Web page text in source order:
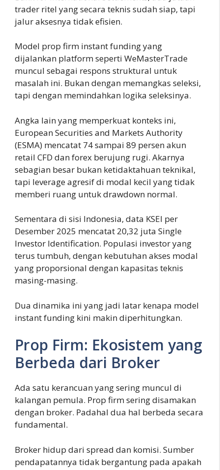
trader ritel yang secara teknis sudah siap, tapi
jalur aksesnya tidak efisien.
Model prop firm instant funding yang
dijalankan platform seperti WeMasterTrade
muncul sebagai respons struktural untuk
masalah ini. Bukan dengan memangkas seleksi,
tapi dengan memindahkan logika seleksinya.
Angka lain yang memperkuat konteks ini,
European Securities and Markets Authority
(ESMA) mencatat 74 sampai 89 persen akun
retail CFD dan forex berujung rugi. Akarnya
sebagian besar bukan ketidaktahuan teknikal,
tapi leverage agresif di modal kecil yang tidak
memberi ruang untuk drawdown normal.
Sementara di sisi Indonesia, data KSEI per
Desember 2025 mencatat 20,32 juta Single
Investor Identification. Populasi investor yang
terus tumbuh, dengan kebutuhan akses modal
yang proporsional dengan kapasitas teknis
masing-masing.
Dua dinamika ini yang jadi latar kenapa model
instant funding kini makin diperhitungkan.
Prop Firm: Ekosistem yang
Berbeda dari Broker
Ada satu kerancuan yang sering muncul di
kalangan pemula. Prop firm sering disamakan
dengan broker. Padahal dua hal berbeda secara
fundamental.
Broker hidup dari spread dan komisi. Sumber
pendapatannya tidak bergantung pada apakah